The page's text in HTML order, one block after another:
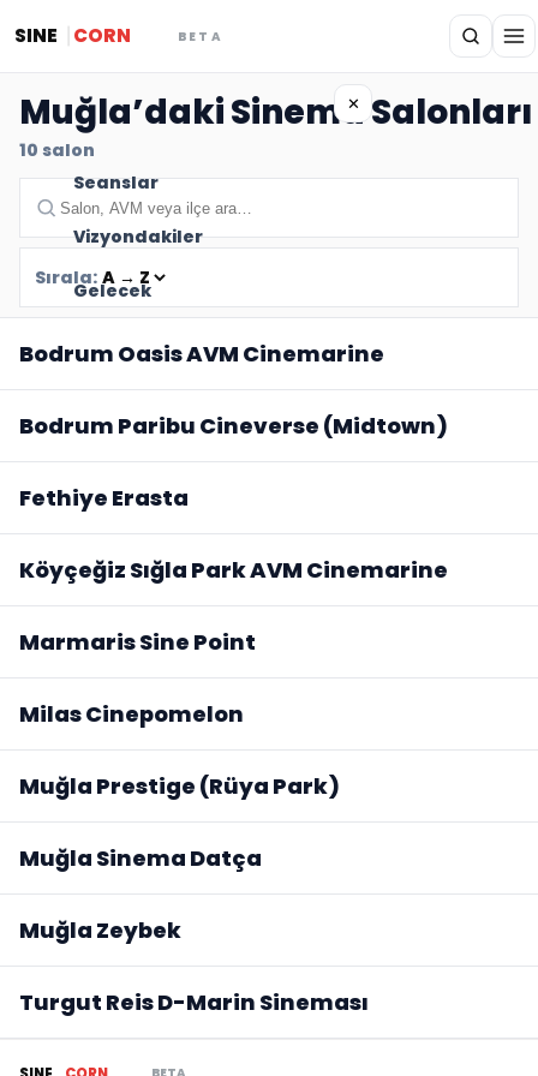
SINE CORN BETA
✕
Seanslar
Vizyondakiler
Gelecek
Muğla’daki Sinema Salonları
10 salon
Sırala:
Bodrum Oasis AVM Cinemarine
Bodrum Paribu Cineverse (Midtown)
Fethiye Erasta
Köyçeğiz Sığla Park AVM Cinemarine
Marmaris Sine Point
Milas Cinepomelon
Muğla Prestige (Rüya Park)
Muğla Sinema Datça
Muğla Zeybek
Turgut Reis D-Marin Sineması
BETA